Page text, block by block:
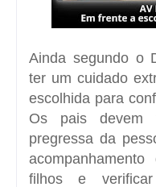
Ainda segundo o
ter um cuidado
escolhida para
Os pais devem
pregressa da
filhos e